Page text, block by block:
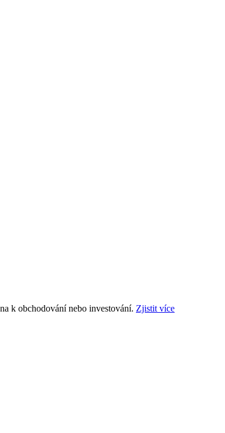
k obchodování nebo investování. Zjistit více